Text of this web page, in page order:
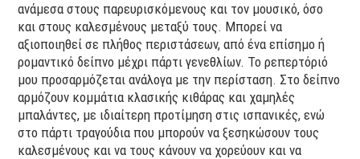
ανάμεσα στους παρευρισκόμενους και τον μουσικό, όσο
και στους καλεσμένους μεταξύ τους. Μπορεί να
αξιοποιηθεί σε πλήθος περιστάσεων, από ένα επίσημο ή
ρομαντικό δείπνο μέχρι πάρτι γενεθλίων. Το ρεπερτόριό
μου προσαρμόζεται ανάλογα με την περίσταση. Στο δείπνο
αρμόζουν κομμάτια κλασικής κιθάρας και χαμηλές
μπαλάντες, με ιδιαίτερη προτίμηση στις ισπανικές, ενώ
στο πάρτι τραγούδια που μπορούν να ξεσηκώσουν τους
καλεσμένους και να τους κάνουν να χορεύουν και να